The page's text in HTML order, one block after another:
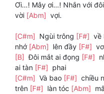
Ơi…! Mây ơi…! Nhắn với đôi
vời [Abm] vợi.
[C#m] Ngùi trông [F#] về
nhớ [Abm] lên đầy [F#]
[B] Đôi mắt ai đọng [F#]
ai tàn [F#] phai
[C#m] Và bao [F#] chiều
trên [F#] làn tóc [Abm]